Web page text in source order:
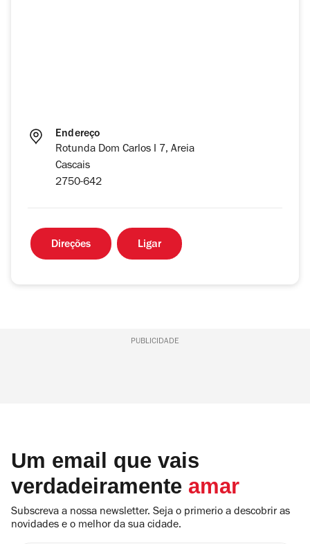
Endereço
Rotunda Dom Carlos I 7, Areia
Cascais
2750-642
Direções Ligar
PUBLICIDADE
Um email que vais
verdadeiramente amar
Subscreva a nossa newsletter. Seja o primerio a descobrir as
novidades e o melhor da sua cidade.